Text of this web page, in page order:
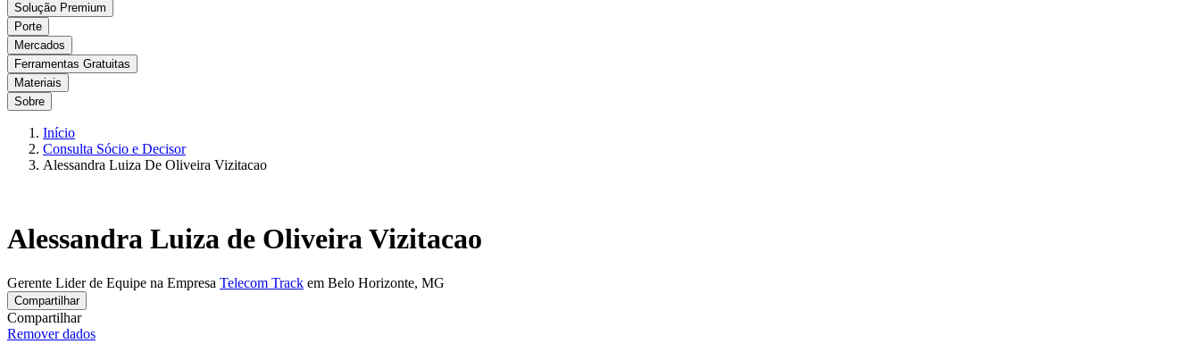
Solução Premium
Porte
Mercados
Ferramentas Gratuitas
Materiais
Sobre
Início
Consulta Sócio e Decisor
Alessandra Luiza De Oliveira Vizitacao
Alessandra Luiza de Oliveira Vizitacao
Gerente Lider de Equipe na Empresa Telecom Track em Belo Horizonte, MG
Compartilhar
Compartilhar
Remover dados